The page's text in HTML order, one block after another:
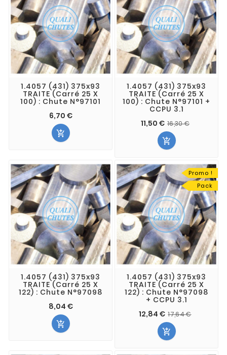
1.4057 (431) 375x93
TRAITE (Carré 25 X
100) : Chute N°97101
6,70 €

1.4057 (431) 375x93
TRAITE (Carré 25 X
100) : Chute N°97101 +
CCPU 3.1
11,50 € 16,30 €

1.4057 (431) 375x93
TRAITE (Carré 25 X
122) : Chute N°97098
8,04 €

Promo !
Pack
1.4057 (431) 375x93
TRAITE (Carré 25 X
122) : Chute N°97098
+ CCPU 3.1
12,84 € 17,64 €
